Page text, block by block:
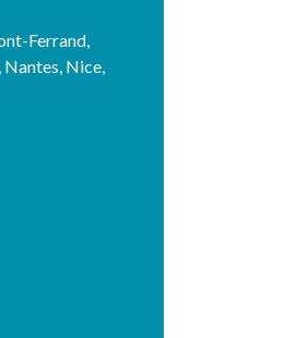
Ferrand,
Nantes, Nice,